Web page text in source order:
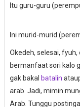
Itu guru-guru
Ini murid-murid
Okedeh, selesai,
bermanfaat sori kalo
gak bakal batalin
arab. Jadi, mimin
Arab. Tunggu